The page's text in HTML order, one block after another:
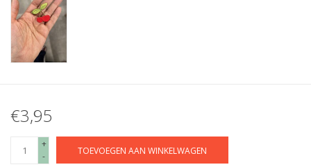
€3,95
+
-
TOEVOEGEN AAN WINKELWAGEN